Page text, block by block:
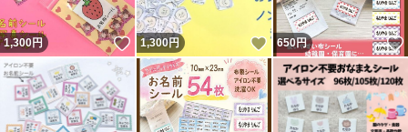
1,300円 いいね！
1,300円 いいね！
650円